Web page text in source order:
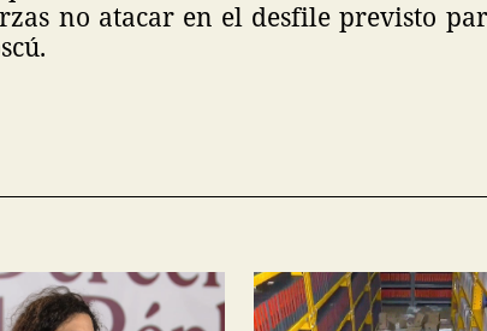
no atacar en el desfile previsto